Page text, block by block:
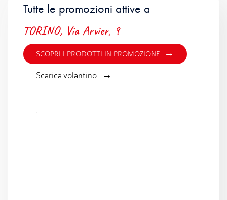
Tutte le promozioni attive a
TORINO, Via Arvier, 9
SCOPRI I PRODOTTI IN PROMOZIONE →
Scarica volantino→